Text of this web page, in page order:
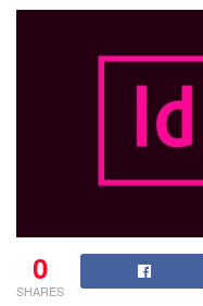
0
SHARES